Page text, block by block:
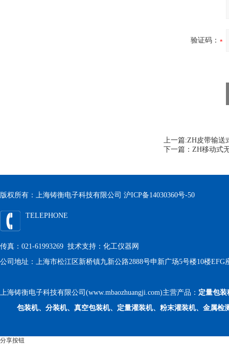
验证码：
上一篇:ZH皮带输送
下一篇： ZH移动式
版权所有：上海铸衡电子科技有限公司 沪ICP备14030360号-50
TELEPHONE
传真：021-61993269 技术支持： 化工仪器网
公司地址：上海市松江区新桥镇九新公路2888号申新广场5号楼10楼EFG
上海铸衡电子科技有限公司(www.mbaozhuangji.com)主营产品： 定量包装
包装机、分装机、真空包装机、定量灌装机、粉末灌装机、金属检
分享按钮